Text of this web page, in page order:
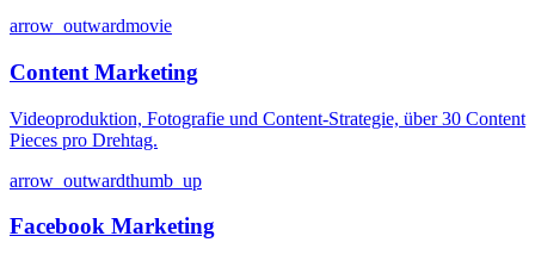
arrow_outwardmovie
Content Marketing
Videoproduktion, Fotografie und Content-Strategie, über 30 Content
Pieces pro Drehtag.
arrow_outwardthumb_up
Facebook Marketing